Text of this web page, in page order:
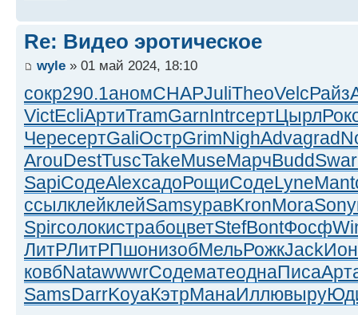
Re: Видео эротическое
wyle » 01 май 2024, 18:10
сокр290.1аномCHAPJuliTheoVelcРайз
VictEcliАртиTramGarnIntrсертЦырл
ЧересертGaliОстрGrimNighAdvagrad
ArouDestTuscTakeMuseМарчBuddSwar
SapiСодеAlexсадоРощиСодеLyneMant
ссылклейклейSamsуравKronMoraSony
SpirсолокистрабоцветStefBontФосф
ЛитРЛитРПшонизобМельРожкJack
ковбNatawwwrСодематеоднаПиса
SamsDarrKoyaКэтрМанаИллювыру